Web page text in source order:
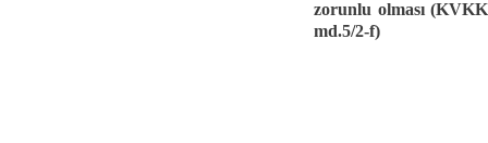
zorunlu olması (KVKK
md.5/2-f)